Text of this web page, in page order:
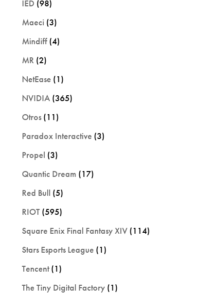
IED (98)
Maeci (3)
Mindiff(4)
MR (2)
NetEase (1)
NVIDIA(365)
Otros(11)
Paradox Interactive (3)
Propel (3)
Quantic Dream (17)
Red Bull (5)
RIOT(595)
Square Enix Final Fantasy XIV(114)
Stars Esports League (1)
Tencent(1)
The Tiny Digital Factory(1)